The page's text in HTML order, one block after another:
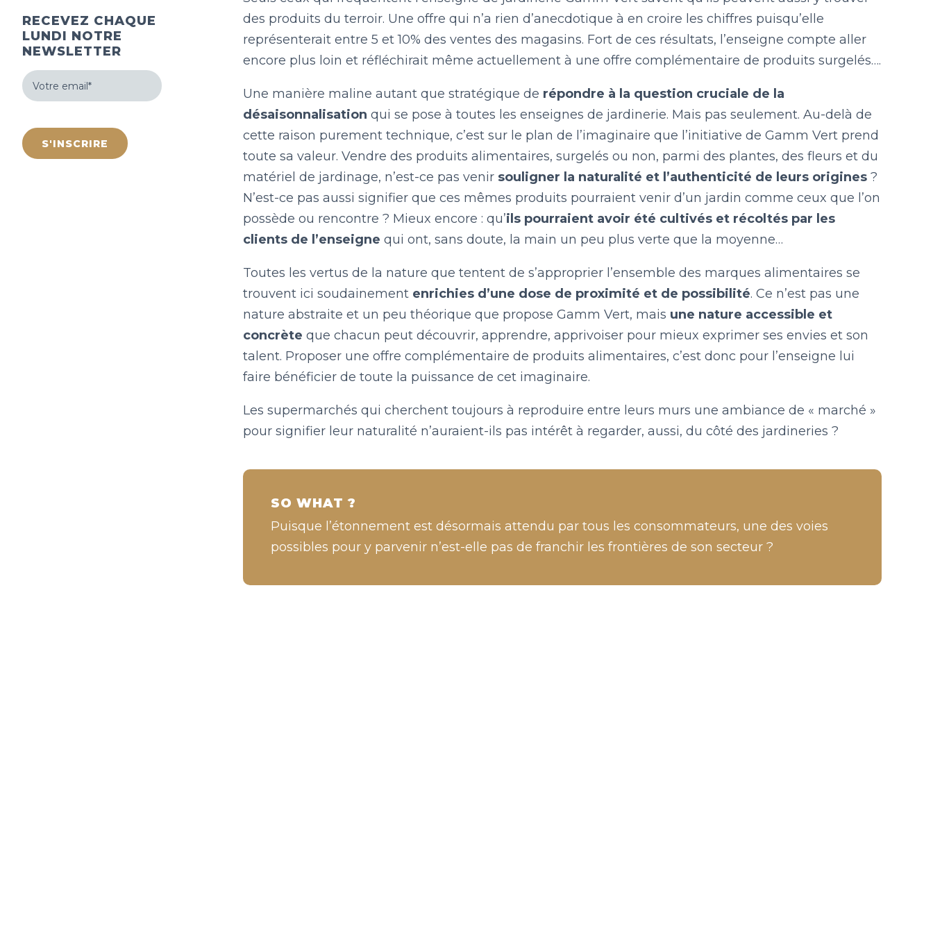
LE BILLET DU LUNDI
CONTACT
RECEVEZ CHAQUE
LUNDI NOTRE
NEWSLETTER
Votre
email
(Nécessaire)
des produits du terroir. Une offre qui n’a rien d’anecdotique à en croire les chiffres puisqu’elle
représenterait entre 5 et 10% des ventes des magasins. Fort de ces résultats, l’enseigne compte aller
encore plus loin et réfléchirait même actuellement à une offre complémentaire de produits surgelés….
Une manière maline autant que stratégique de répondre à la question cruciale de la
désaisonnalisation qui se pose à toutes les enseignes de jardinerie. Mais pas seulement. Au-delà de
cette raison purement technique, c’est sur le plan de l’imaginaire que l’initiative de Gamm Vert prend
toute sa valeur. Vendre des produits alimentaires, surgelés ou non, parmi des plantes, des fleurs et du
matériel de jardinage, n’est-ce pas venir souligner la naturalité et l’authenticité de leurs origines ?
N’est-ce pas aussi signifier que ces mêmes produits pourraient venir d’un jardin comme ceux que l’on
possède ou rencontre ? Mieux encore : qu’ils pourraient avoir été cultivés et récoltés par les
clients de l’enseigne qui ont, sans doute, la main un peu plus verte que la moyenne…
Toutes les vertus de la nature que tentent de s’approprier l’ensemble des marques alimentaires se
trouvent ici soudainement enrichies d’une dose de proximité et de possibilité. Ce n’est pas une
nature abstraite et un peu théorique que propose Gamm Vert, mais une nature accessible et
concrète que chacun peut découvrir, apprendre, apprivoiser pour mieux exprimer ses envies et son
talent. Proposer une offre complémentaire de produits alimentaires, c’est donc pour l’enseigne lui
faire bénéficier de toute la puissance de cet imaginaire.
Les supermarchés qui cherchent toujours à reproduire entre leurs murs une ambiance de « marché »
pour signifier leur naturalité n’auraient-ils pas intérêt à regarder, aussi, du côté des jardineries ?
SO WHAT ?
Puisque l’étonnement est désormais attendu par tous les consommateurs, une des voies
possibles pour y parvenir n’est-elle pas de franchir les frontières de son secteur ?